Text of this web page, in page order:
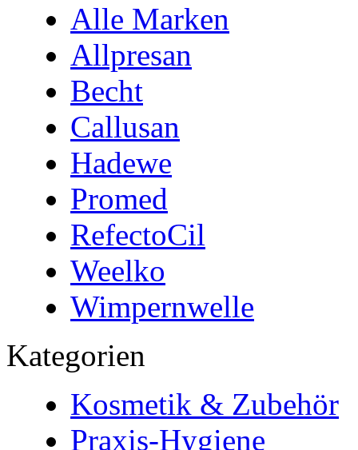
Alle Marken
Allpresan
Becht
Callusan
Hadewe
Promed
RefectoCil
Weelko
Wimpernwelle
Kategorien
Kosmetik & Zubehör
Praxis-Hygiene